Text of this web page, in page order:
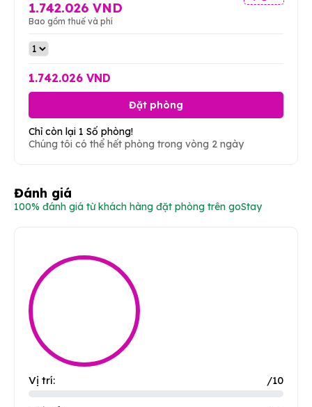
1.742.026 VND
Bao gồm thuế và phí
1.742.026 VND
Đặt phòng
Chỉ còn lại 1 Số phòng!
Chúng tôi có thể hết phòng trong vòng 2 ngày
Đánh giá
100% đánh giá từ khách hàng đặt phòng trên goStay
Vị trí: /10